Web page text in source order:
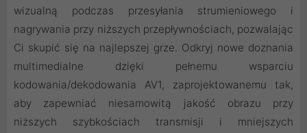
wizualną podczas przesyłania strumieniowego i
nagrywania przy niższych przepływnościach, pozwalając
Ci skupić się na najlepszej grze. Odkryj nowe doznania
multimedialne dzięki pełnemu wsparciu
kodowania/dekodowania AV1, zaprojektowanemu tak,
aby zapewniać niesamowitą jakość obrazu przy
niższych szybkościach transmisji i mniejszych